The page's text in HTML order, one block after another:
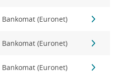
Bankomat (Euronet)
Bankomat (Euronet)
Bankomat (Euronet)